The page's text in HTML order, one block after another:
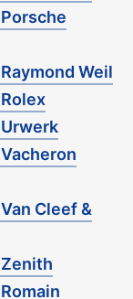
Weil
Cleef &